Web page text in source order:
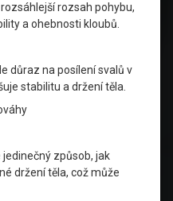
rozsah pohybu,
a ohebnosti kloubů.
důraz na posílení svalů v
stabilitu a držení těla.
způsob, jak
držení těla, což může